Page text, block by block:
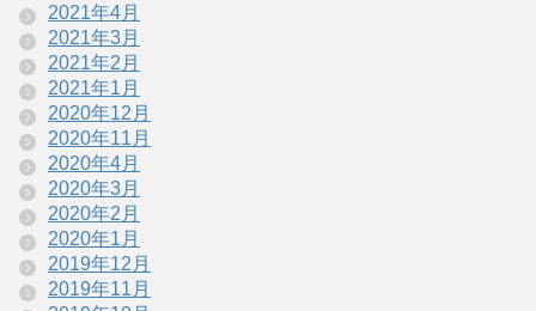
2021年4月
2021年3月
2021年2月
2021年1月
2020年12月
2020年11月
2020年4月
2020年3月
2020年2月
2020年1月
2019年12月
2019年11月